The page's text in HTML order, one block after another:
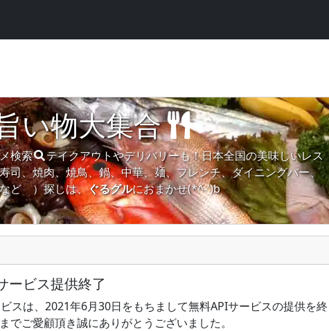
い物大集合
検索
テイクアウトやデリバリーも！日本全国の美味しいレス
司、焼肉、焼鳥、鍋、中華、麺、フレンチ、ダイニングバー、
どゝ）探しは、ぐるグルにおまかせ(*^-')b
ービス提供終了
スは、2021年6月30日をもちまして無料APIサービスの提供を終
でご愛顧頂き誠にありがとうございました。